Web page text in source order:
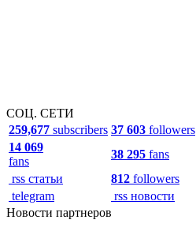
СОЦ. СЕТИ
259,677 subscribers 37 603 followers
14 069
fans
38 295 fans
rss статьи
812 followers
telegram
rss новости
Новости партнеров